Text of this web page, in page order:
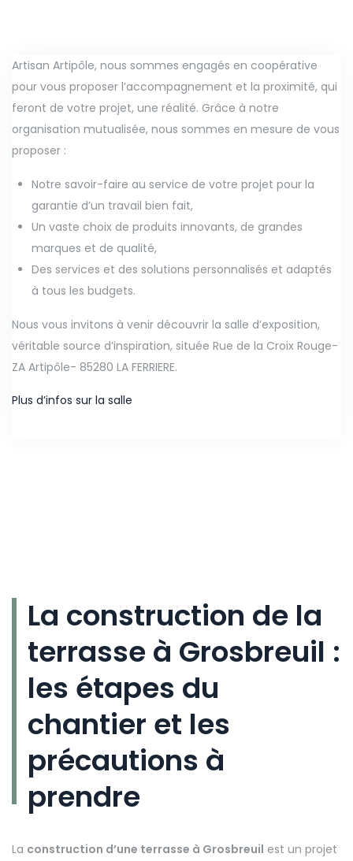
Artisan Artipôle, nous sommes engagés en coopérative
pour vous proposer l’accompagnement et la proximité, qui
feront de votre projet, une réalité. Grâce à notre
organisation mutualisée, nous sommes en mesure de vous
proposer :
Notre savoir-faire au service de votre projet pour la
garantie d’un travail bien fait,
Un vaste choix de produits innovants, de grandes
marques et de qualité,
Des services et des solutions personnalisés et adaptés
à tous les budgets.
Nous vous invitons à venir découvrir la salle d’exposition,
véritable source d’inspiration, située Rue de la Croix Rouge-
ZA Artipôle- 85280 LA FERRIERE.
Plus d’infos sur la salle
La construction de la
terrasse à Grosbreuil :
les étapes du
chantier et les
précautions à
prendre
La construction d’une terrasse à Grosbreuil est un projet